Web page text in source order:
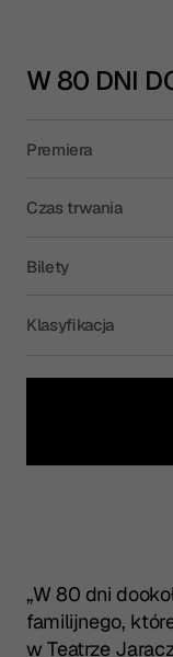
„W 80 dni
familijnego,
w Teatrze
W 80 DNI
Premiera
Czas trwania
Bilety
Klasyfikacja